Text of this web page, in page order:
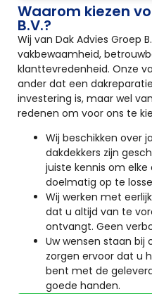
Waarom kiezen
B.V.?
Wij van Dak Advies Groep
vakbewaamheid,
klanttevredenheid. Onze
ander dat een
investering is, maar wel
redenen om voor ons te
Wij beschikken over
dakdekkers zijn
juiste kennis om
doelmatig op te
Wij werken met
dat u altijd van te
ontvangt. Geen
Uw wensen staan bij
zorgen ervoor dat u
bent met de
goede handen.